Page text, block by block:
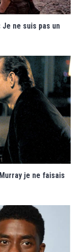
Je ne suis pas un
je ne faisais